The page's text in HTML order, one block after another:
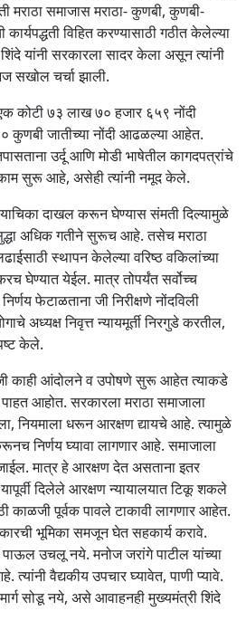
मराठा समाजास मराठा- कुणबी, कुणबी-
कार्यपद्धती विहित करण्यासाठी गठीत केलेल्या
यांनी सरकारला सादर केला असून त्यांनी
सखोल चर्चा झाली.
कोटी ७३ लाख ७० हजार ६५९ नोंदी
कुणबी जातीच्या नोंदी आढळल्या आहेत.
उर्दू आणि मोडी भाषेतील कागदपत्रांचे
सुरू आहे, असेही त्यांनी नमूद केले.
याचिका दाखल करून घेण्यास संमती दिल्यामुळे
अधिक गतीने सुरूच आहे. तसेच मराठा
स्थापन केलेल्या वरिष्ठ वकिलांच्या
घेण्यात येईल. मात्र तोपर्यंत सर्वोच्च
फेटाळताना जी निरीक्षणे नोंदविली
अध्यक्ष निवृत्त न्यायमूर्ती निरगुडे करतील,
केले.
जी काही आंदोलने व उपोषणे सुरू आहेत त्याकडे
आहोत. सरकारला मराठा समाजाला
नियमाला धरून आरक्षण द्यायचे आहे. त्यामुळे
निर्णय घ्यावा लागणार आहे. समाजाला
मात्र हे आरक्षण देत असताना इतर
दिलेले आरक्षण न्यायालयात टिकू शकले
काळजी पूर्वक पावले टाकावी लागणार आहेत.
भूमिका समजून घेत सहकार्य करावे.
पाऊल उचलू नये. मनोज जरांगे पाटील यांच्या
वैद्यकीय उपचार घ्यावेत, पाणी प्यावे.
सोडू नये, असे आवाहनही मुख्यमंत्री शिंदे